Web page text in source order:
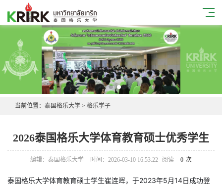
当前位置： 泰国格乐大学 > 格乐学子
2026泰国格乐大学体育教育硕士优秀学生
编辑：泰国格乐大学 时间：2026-03-10 16:53:22 阅读 0 次
泰国格乐大学体育教育硕士学生崔连晖，于2023年5月14日成功登